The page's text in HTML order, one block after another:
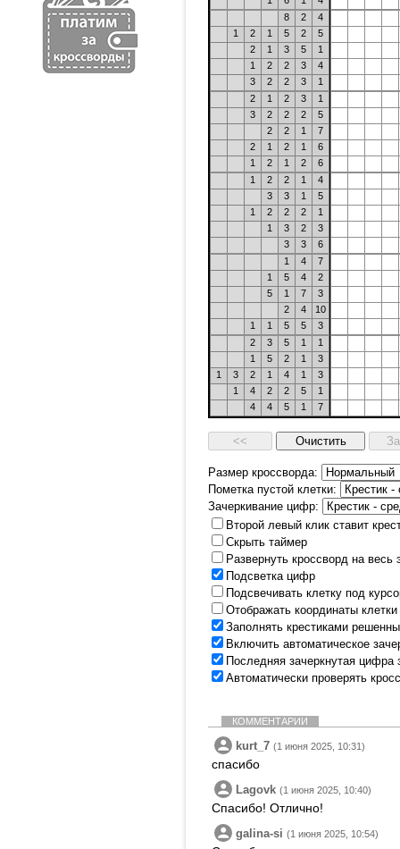
8
2
4
1
2 1 5 2
5
2
1 3 5
1
1
2 2 3
4
3
2 2 3
1
2
1 2 3
1
3
2 2 2
5
2
2 1
7
2
1 2 1
6
1
2 1 2
6
1
2 2 1
4
3
3 1
5
1
2 2 2
1
1
3 2
3
3
3
6
1
4
7
1
5 4
2
5
1 7
3
2
4
10
1
1 5 5
3
2
3 5 1
1
1
5 2 1
3
1
3 2 1 4 1
3
1
4 2 2 5
1
4
4 5 1 7
Размер кроссворда:
Пометка пустой клетки:
Зачеркивание цифр:
Второй левый клик ставит
Скрыть таймер
Развернуть кроссворд на
Подсветка цифр
Подсвечивать клетку под
Отображать координаты
Заполнять крестиками
Включить автоматическое
Последняя зачеркнутая цифра
Автоматически проверять
КОММЕНТАРИИ
kurt_7 (1 июня 2025, 10:31)
спасибо
Lagovk (1 июня 2025, 10:40)
Спасибо! Отлично!
galina-si (1 июня 2025, 10:54)